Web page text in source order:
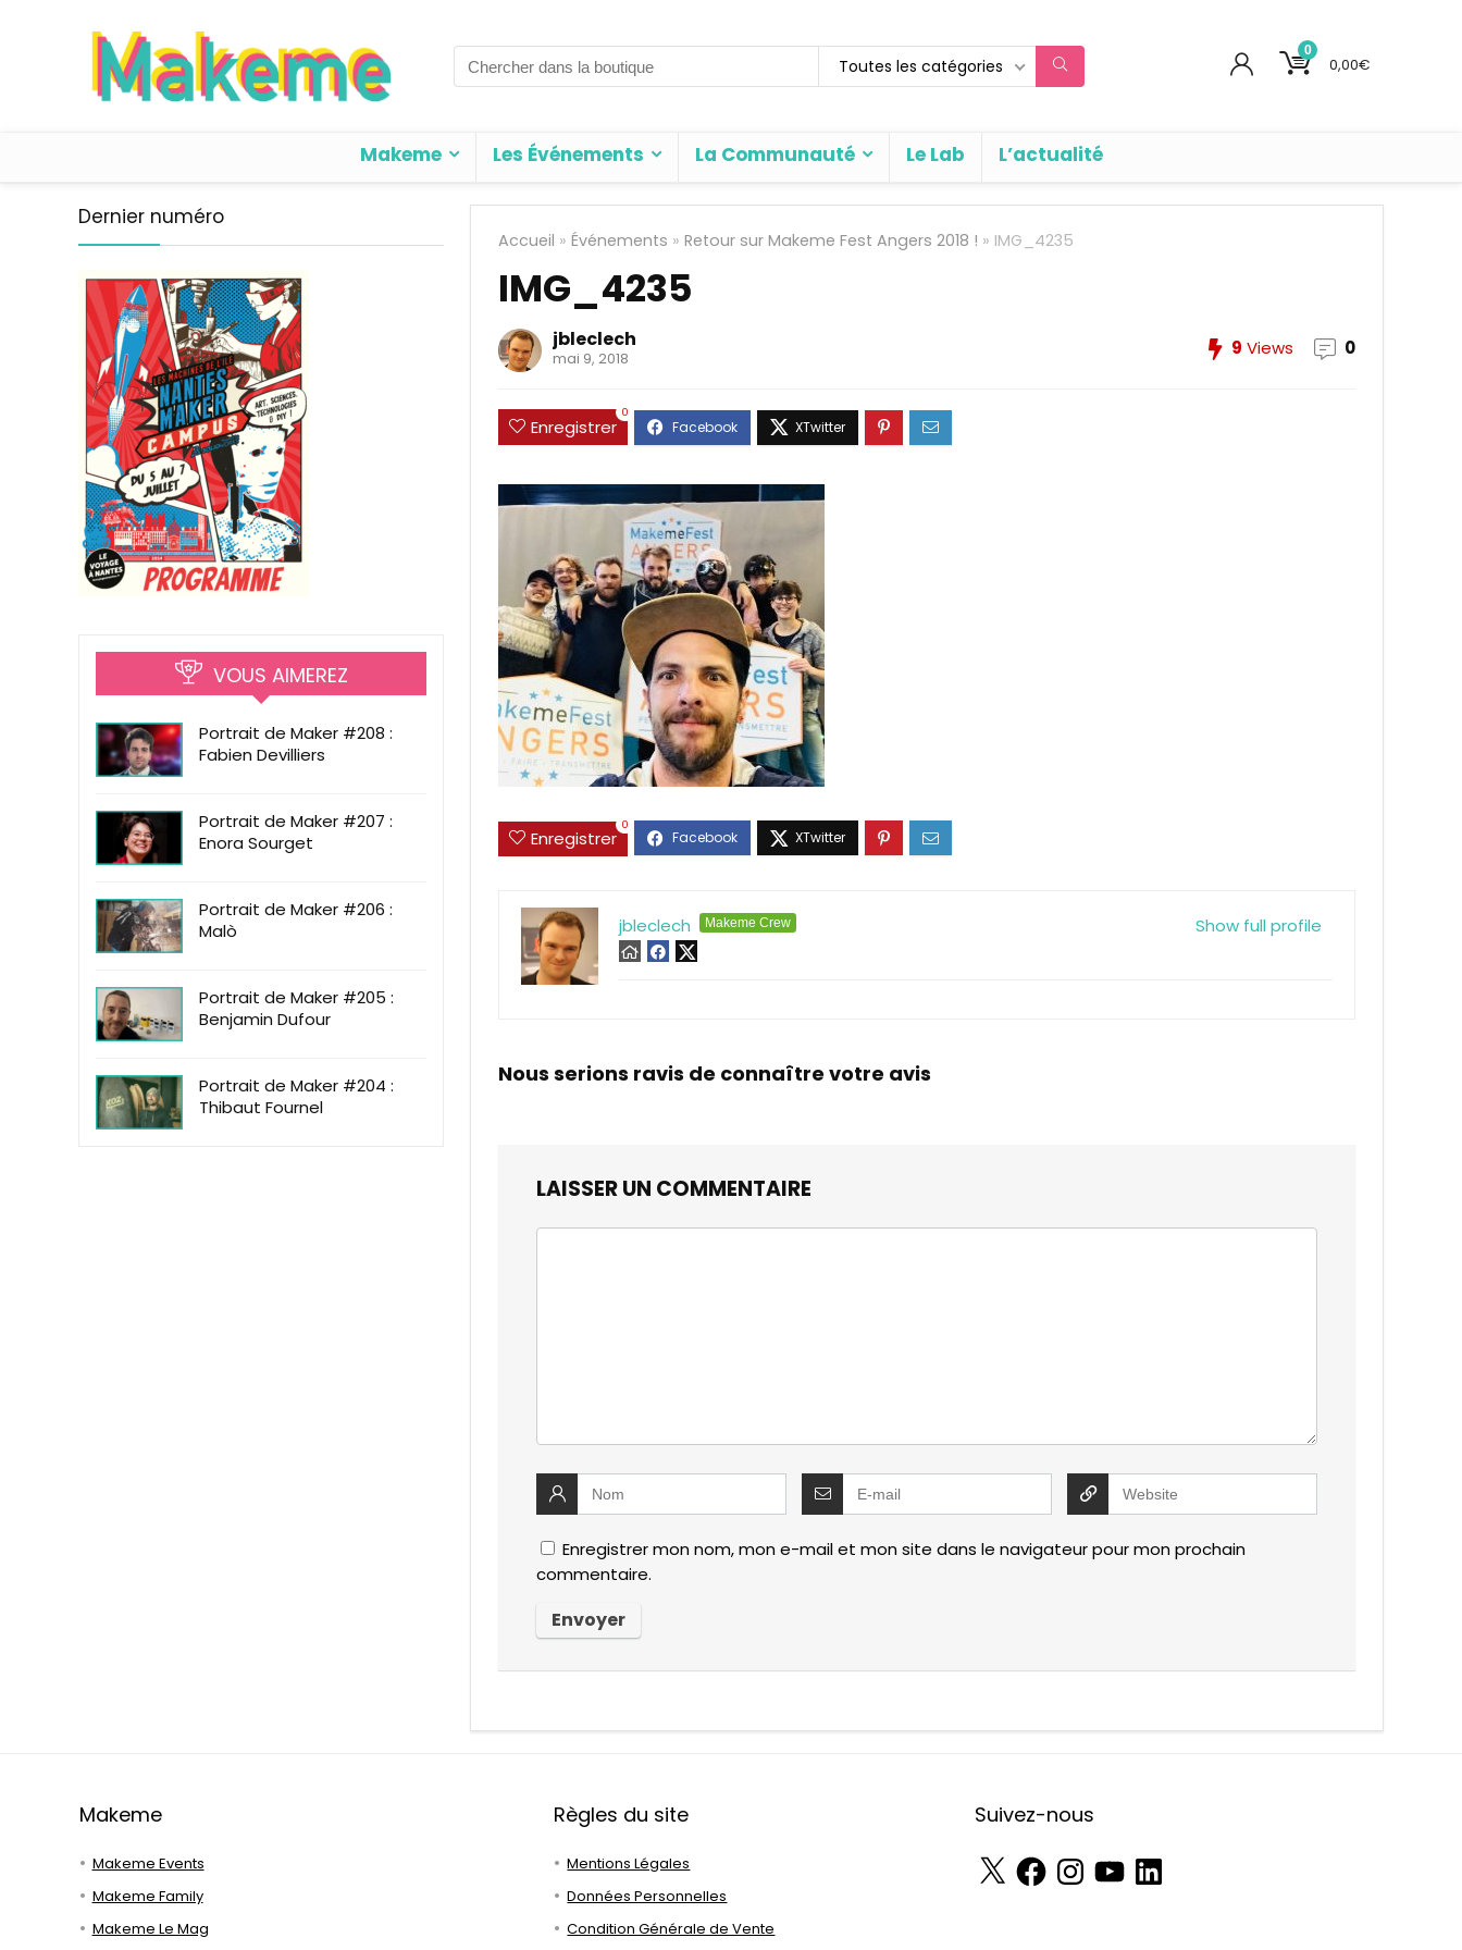
Search
for:
Toutes les catégories
0
0,00€
Makeme Les Événements La Communauté Le Lab L’actualité
Accueil » Événements » Retour sur Makeme Fest Angers 2018 ! » IMG_4235
IMG_4235
jbleclech
mai 9, 2018 9 Views 0
Enregistrer
0
Enregistrer
0
Show full profile
jbleclech Makeme Crew
Nous serions ravis de connaître votre avis
LAISSER UN COMMENTAIRE
Enregistrer mon nom, mon e-mail et mon site dans le navigateur pour mon prochain
commentaire.
Dernier numéro
VOUS AIMEREZ
Portrait de Maker #208 :
Fabien Devilliers
Portrait de Maker #207 :
Enora Sourget
Portrait de Maker #206 :
Malò
Portrait de Maker #205 :
Benjamin Dufour
Portrait de Maker #204 :
Thibaut Fournel
Makeme
Makeme Events
Makeme Family
Makeme Le Mag
Règles du site
Mentions Légales
Données Personnelles
Condition Générale de Vente
Suivez-nous
X FacebookInstagramYouTube
LinkedIn